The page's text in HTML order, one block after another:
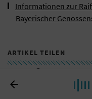
Informationen zur
Bayerischer
ARTIKEL TEILEN
